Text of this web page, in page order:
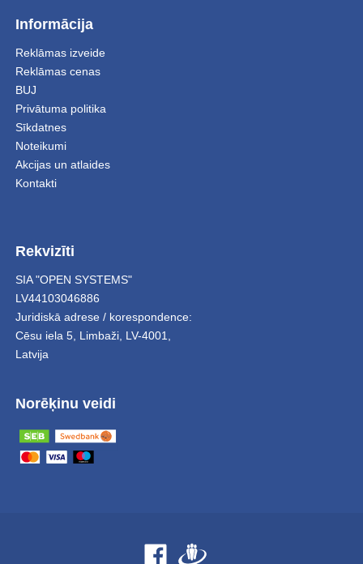
Informācija
Reklāmas izveide
Reklāmas cenas
BUJ
Privātuma politika
Sīkdatnes
Noteikumi
Akcijas un atlaides
Kontakti
Rekvizīti
SIA "OPEN SYSTEMS"
LV44103046886
Juridiskā adrese / korespondence:
Cēsu iela 5, Limbaži, LV-4001,
Latvija
Norēķinu veidi